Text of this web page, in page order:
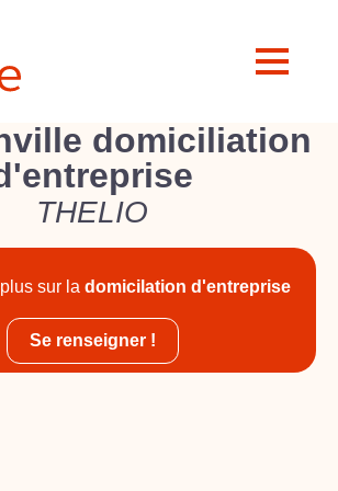
domiciliation
THELIO
sur la domicilation d'entreprise
Se renseigner !